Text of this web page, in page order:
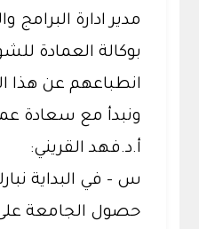
مدير ادارة البرامج
بوكالة العمادة
انطباعهم عن هذا
ونبدأ مع سعادة
أ.د.فهد القريني:
س - في البداية
حصول الجامعة على